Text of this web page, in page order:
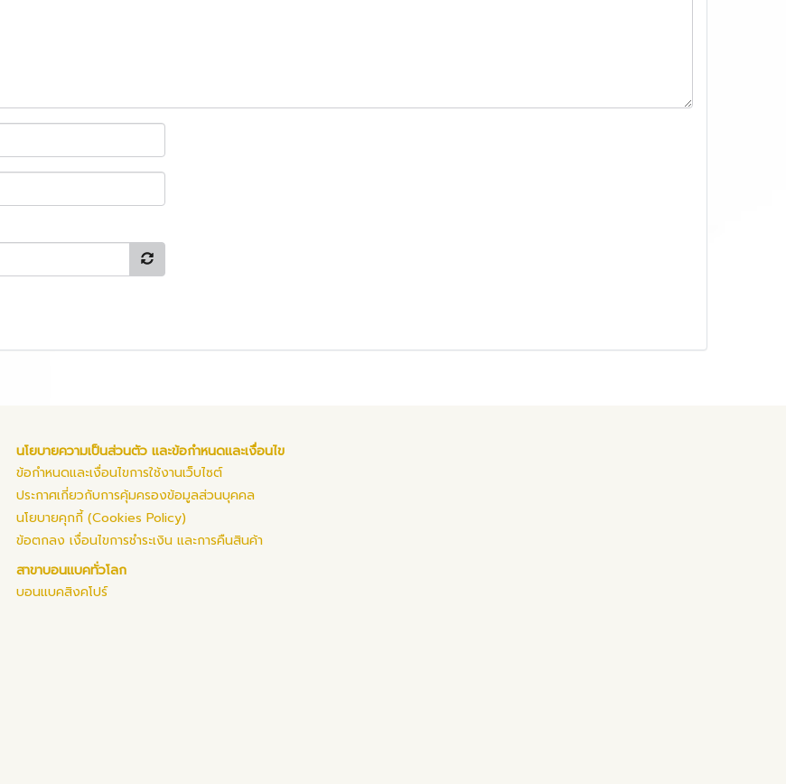
นโยบายความเป็นส่วนตัว และข้อกำหนดและเงื่อนไข
ข้อกำหนดและเงื่อนไขการใช้งานเว็บไซต์
ประกาศเกี่ยวกับการคุ้มครองข้อมูลส่วนบุคคล
นโยบายคุกกี้ (Cookies Policy)
ข้อตกลง เงื่อนไขการชำระเงิน และการคืนสินค้า
สาขาบอนแบคทั่วโลก
บอนแบคสิงคโปร์